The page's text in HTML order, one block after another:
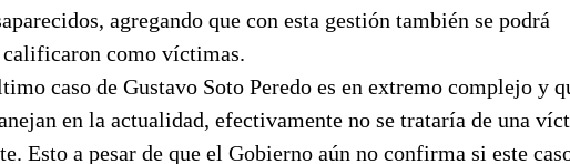
agregando que con esta gestión también se podrá
calificaron como víctimas.
caso de Gustavo Soto Peredo es en extremo complejo y
en la actualidad, efectivamente no se trataría de una
Esto a pesar de que el Gobierno aún no confirma si este